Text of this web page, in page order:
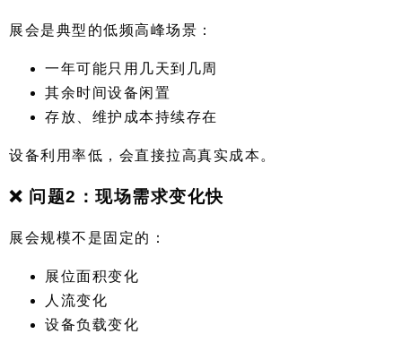
展会是典型的低频高峰场景：
一年可能只用几天到几周
其余时间设备闲置
存放、维护成本持续存在
设备利用率低，会直接拉高真实成本。
❌ 问题2：现场需求变化快
展会规模不是固定的：
展位面积变化
人流变化
设备负载变化